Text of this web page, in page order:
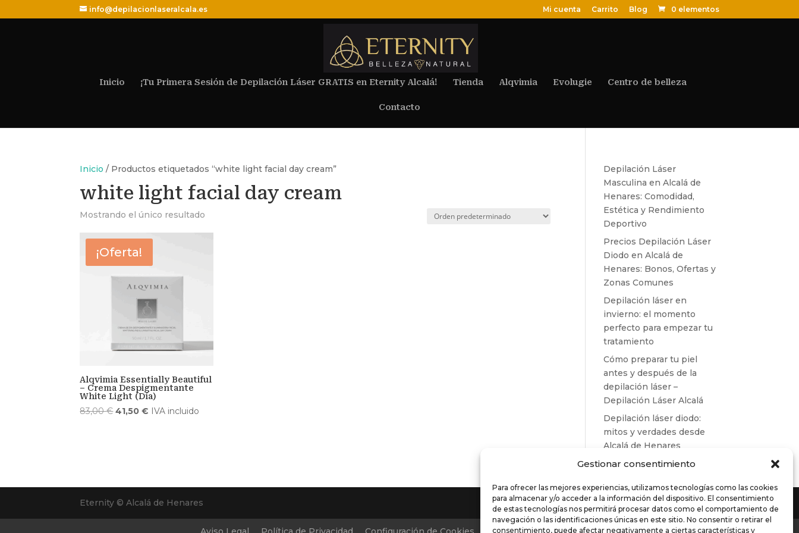
Gestionar consentimiento
Para ofrecer las mejores experiencias, utilizamos tecnologías como las cookies
para almacenar y/o acceder a la información del dispositivo. El consentimiento
de estas tecnologías nos permitirá procesar datos como el comportamiento de
navegación o las identificaciones únicas en este sitio. No consentir o retirar el
consentimiento, puede afectar negativamente a ciertas características y
info@depilacionlaseralcala.es Mi cuenta Carrito Blog 0 elementos
Inicio ¡Tu Primera Sesión de Depilación Láser GRATIS en Eternity Alcalá! Tienda Alqvimia Evolugie Centro de belleza
Contacto
Inicio / Productos etiquetados “white light facial day cream”
white light facial day cream
Mostrando el único resultado
¡Oferta!
Alqvimia Essentially Beautiful
– Crema Despigmentante
White Light (Día)
83,00€El
41,50€ ElIVA incluido
Depilación Láser
Masculina en Alcalá de
Henares: Comodidad,
Estética y Rendimiento
Deportivo
Precios Depilación Láser
Diodo en Alcalá de
Henares: Bonos, Ofertas y
Zonas Comunes
Depilación láser en
invierno: el momento
perfecto para empezar tu
tratamiento
Cómo preparar tu piel
antes y después de la
depilación láser –
Depilación Láser Alcalá
Depilación láser diodo:
mitos y verdades desde
Alcalá de Henares
Eternity © Alcalá de Henares